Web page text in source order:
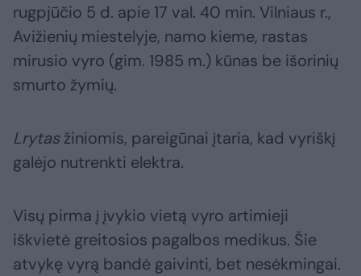
rugpjūčio 5 d. apie 17 val. 40 min. Vilniaus r.,
Avižienių miestelyje, namo kieme, rastas
mirusio vyro (gim. 1985 m.) kūnas be išorinių
smurto žymių.
Lrytasžiniomis, pareigūnai įtaria, kad vyriškį
galėjo nutrenkti elektra.
Visų pirma į įvykio vietą vyro artimieji
iškvietė greitosios pagalbos medikus. Šie
atvykę vyrą bandė gaivinti, bet nesėkmingai.